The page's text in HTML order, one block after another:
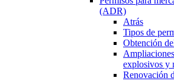
(ADR)
Atrás
Tipos de
Obtención
explosivos y
Renovación